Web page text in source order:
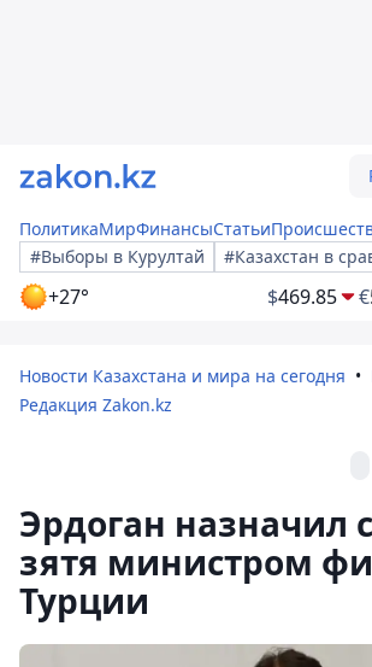
ПолитикаМирФинансыСтатьи
#Выборы в Курултай
#Казахстан в
+27° $469.85 €
Новости Казахстана и мира на сегодня
Редакция Zakon.kz
Эрдоган назначил
зятя министром
Турции